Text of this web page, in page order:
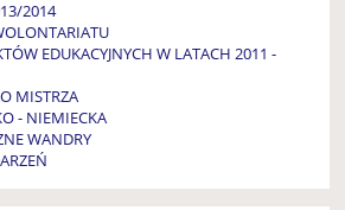
2014
EDUKACYJNYCH W LATACH 2011 -
MISTRZA
- NIEMIECKA
WANDRY